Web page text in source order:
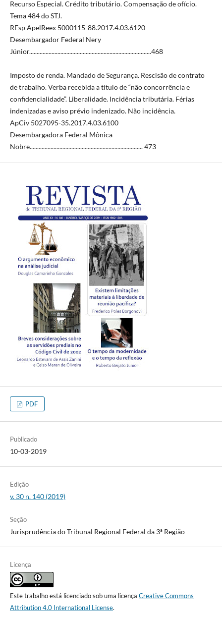
Recurso Especial. Crédito tributário. Compensação de ofício.
Tema 484 do STJ.
REsp ApelReex 5000115-88.2017.4.03.6120
Desembargador Federal Nery
Júnior..................................................................................468
Imposto de renda. Mandado de Segurança. Rescisão de contrato
de trabalho. Verba recebida a título de “não concorrência e
confidencialidade”. Liberalidade. Incidência tributária. Férias
indenizadas e aviso prévio indenizado. Não incidência.
ApCiv 5027095-35.2017.4.03.6100
Desembargadora Federal Mônica
Nobre............................................................................ 473
PDF
Publicado
10-03-2019
Edição
v. 30 n. 140 (2019)
Seção
Jurisprudência do Tribunal Regional Federal da 3ª Região
Licença
Este trabalho está licenciado sob uma licença Creative Commons
Attribution 4.0 International License.